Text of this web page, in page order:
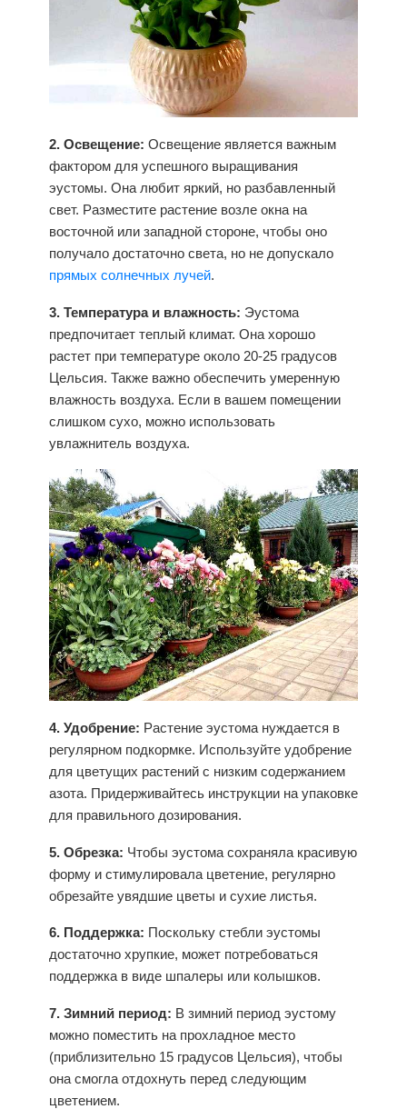
2. Освещение: Освещение является важным
фактором для успешного выращивания
эустомы. Она любит яркий, но разбавленный
свет. Разместите растение возле окна на
восточной или западной стороне, чтобы оно
получало достаточно света, но не допускало
прямых солнечных лучей.
3. Температура и влажность: Эустома
предпочитает теплый климат. Она хорошо
растет при температуре около 20-25 градусов
Цельсия. Также важно обеспечить умеренную
влажность воздуха. Если в вашем помещении
слишком сухо, можно использовать
увлажнитель воздуха.
4. Удобрение: Растение эустома нуждается в
регулярном подкормке. Используйте удобрение
для цветущих растений с низким содержанием
азота. Придерживайтесь инструкции на упаковке
для правильного дозирования.
5. Обрезка: Чтобы эустома сохраняла красивую
форму и стимулировала цветение, регулярно
обрезайте увядшие цветы и сухие листья.
6. Поддержка: Поскольку стебли эустомы
достаточно хрупкие, может потребоваться
поддержка в виде шпалеры или колышков.
7. Зимний период: В зимний период эустому
можно поместить на прохладное место
(приблизительно 15 градусов Цельсия), чтобы
она смогла отдохнуть перед следующим
цветением.